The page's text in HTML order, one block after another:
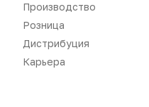
Документы
Бизнес
Аптекарь
Производство
Розница
Дистрибуция
Карьера